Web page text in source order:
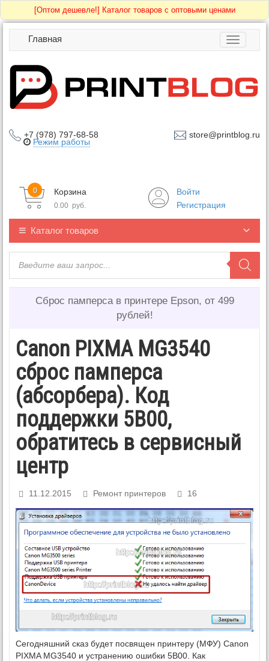
[Оптом дешевле!] Каталог товаров с оптовыми ценами
Toggle
Главная
+7 (978) 797-68-58 store@printblog.ru
Режим работы
Корзина
0
0.00 руб.
Войти
Регистрация
Каталог товаров
Сброс памперса в принтере Epson, от 499
рублей!
Canon PIXMA MG3540
сброс памперса
(абсорбера). Код
поддержки 5B00,
обратитесь в сервисный
центр
11.12.2015 Ремонт принтеров 16
Сегодняшний сказ будет посвящен принтеру (МФУ) Canon
PIXMA MG3540 и устранению ошибки 5B00. Как